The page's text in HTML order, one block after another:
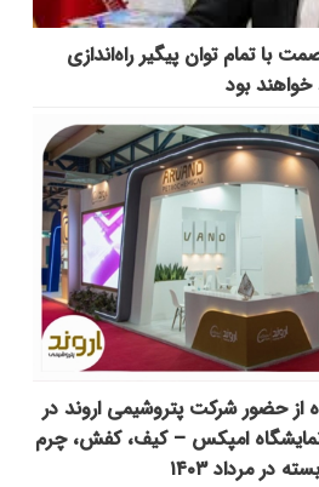
با تمام توان پیگیر راه‌اندازی
خواهند بود
از حضور شرکت پتروشیمی اروند در
امپکس‌ – کیف، کفش، چرم
در مرداد ۱۴۰۳